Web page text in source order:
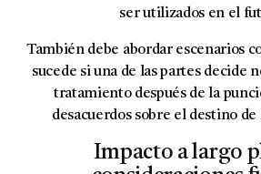
ser utilizados en el
También debe abordar escenarios
sucede si una de las partes decide
tratamiento después de la
desacuerdos sobre el destino
Impacto a largo